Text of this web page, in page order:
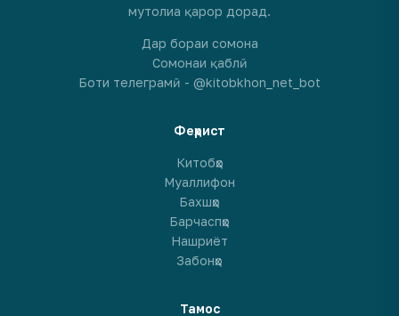
мутолиа қарор дорад.
Дар бораи сомона
Сомонаи қаблӣ
Боти телеграмӣ - @kitobkhon_net_bot
Феҳрист
Китобҳо
Муаллифон
Бахшҳо
Барчаспҳо
Нашриёт
Забонҳо
Тамос